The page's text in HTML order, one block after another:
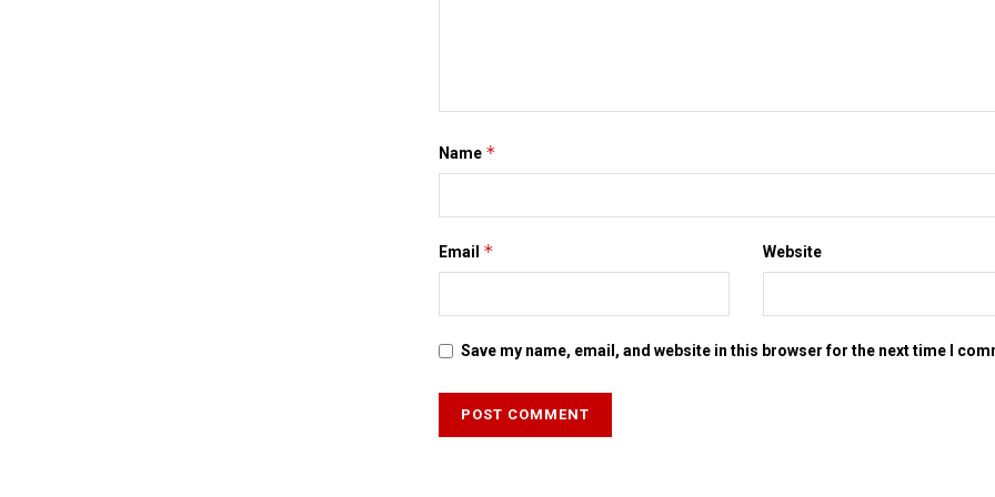
Name *
Email * Website
Save my name, email, and website in this browser for the next time I